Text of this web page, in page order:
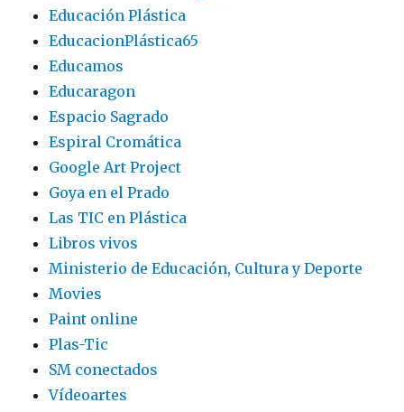
Educación Plástica
EducacionPlástica65
Educamos
Educaragon
Espacio Sagrado
Espiral Cromática
Google Art Project
Goya en el Prado
Las TIC en Plástica
Libros vivos
Ministerio de Educación, Cultura y Deporte
Movies
Paint online
Plas-Tic
SM conectados
Vídeoartes